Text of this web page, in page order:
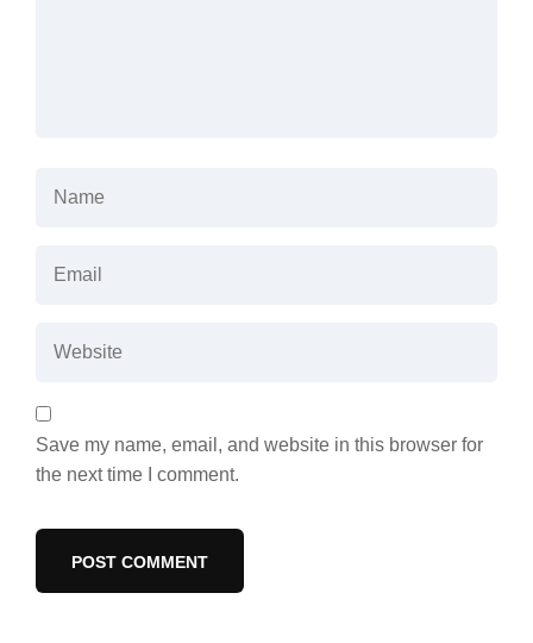
Save my name, email, and website in this browser for
the next time I comment.